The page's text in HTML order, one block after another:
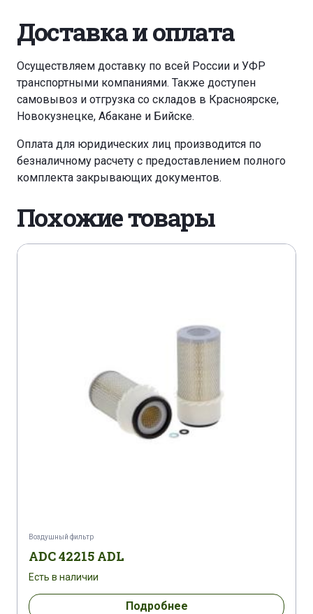
Доставка и оплата
Осуществляем доставку по всей России и УФР
транспортными компаниями. Также доступен
самовывоз и отгрузка со складов в Красноярске,
Новокузнецке, Абакане и Бийске.
Оплата для юридических лиц производится по
безналичному расчету с предоставлением полного
комплекта закрывающих документов.
Похожие товары
Воздушный фильтр
ADC 42215 ADL
Есть в наличии
Подробнее